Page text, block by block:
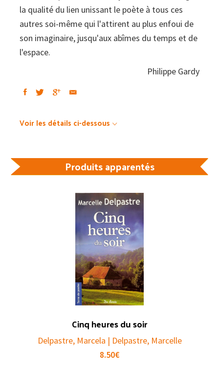
la qualité du lien unissant le poète à tous ces
autres soi-même qui l'attirent au plus enfoui de
son imaginaire, jusqu'aux abîmes du temps et de
l'espace.
Philippe Gardy
Voir les détails ci-dessous
Produits apparentés
Cinq heures du soir
Delpastre, Marcela | Delpastre, Marcelle
8.50€